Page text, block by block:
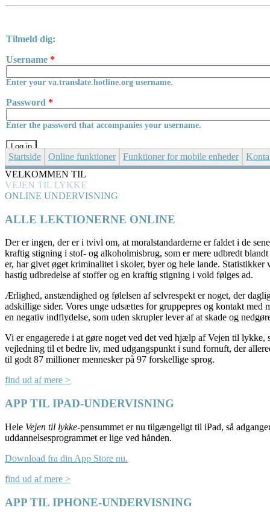
Tilmeld dig:
Username *
Enter your va.translate.hotline.org username.
Password *
Enter the password that accompanies your username.
Startside Online funktioner Funktioner for mobile enheder
VELKOMMEN TIL
VEJEN TIL LYKKE
ONLINE UNDERVISNING
ALLE LEKTIONERNE ONLINE
Der er ingen, der er i tvivl om, at moralstandarderne er faldet i de
kraftig stigning i stof- og alkoholmisbrug, som er mere udbredt
er, har givet øget kriminalitet i skoler, byer og hele lande. Statistikker
hastig udbredelse af stoffer og en kraftig stigning i vold følges ad.
Ærlighed, anstændighed og følelsen af selvrespekt er noget, der
adskillige sider. Vores unge udsættes for gruppepres og kontakt med
en negativ indflydelse, som uden skrupler lever af at skade og
Vi er engagerede i at gøre noget ved det ved hjælp af Vejen til lykke,
vejledning til et bedre liv, med udgangspunkt i sund fornuft, der
til godt 87 millioner mennesker på 97 forskellige sprog.
find ud af mere >
APP TIL IPAD-UNDERVISNING
Hele Vejen til lykke-pensummet er nu tilgængeligt til iPad, så
uddannelsesprogrammet er lige ved hånden.
Download fra din App Store nu.
find ud af mere >
APP TIL IPHONE-UNDERVISNING